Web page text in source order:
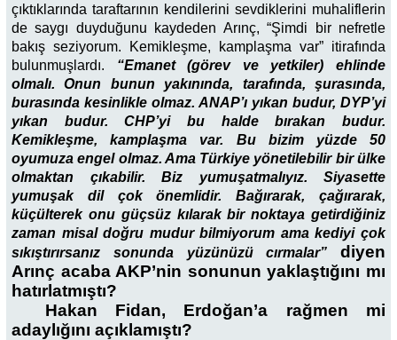
çıktıklarında taraftarının kendilerini sevdiklerini muhaliflerin
de saygı duyduğunu kaydeden Arınç, “Şimdi bir nefretle
bakış seziyorum. Kemikleşme, kamplaşma var” itirafında
bulunmuşlardı. “Emanet (görev ve yetkiler) ehlinde
olmalı. Onun bunun yakınında, tarafında, şurasında,
burasında kesinlikle olmaz. ANAP’ı yıkan budur, DYP’yi
yıkan budur. CHP’yi bu halde bırakan budur.
Kemikleşme, kamplaşma var. Bu bizim yüzde 50
oyumuza engel olmaz. Ama Türkiye yönetilebilir bir ülke
olmaktan çıkabilir. Biz yumuşatmalıyız. Siyasette
yumuşak dil çok önemlidir. Bağırarak, çağırarak,
küçülterek onu güçsüz kılarak bir noktaya getirdiğiniz
zaman misal doğru mudur bilmiyorum ama kediyi çok
sıkıştırırsanız sonunda yüzünüzü cırmalar”
diyen
Arınç acaba AKP’nin sonunun yaklaştığını mı
hatırlatmıştı?
Hakan Fidan, Erdoğan’a rağmen mi
adaylığını açıklamıştı?